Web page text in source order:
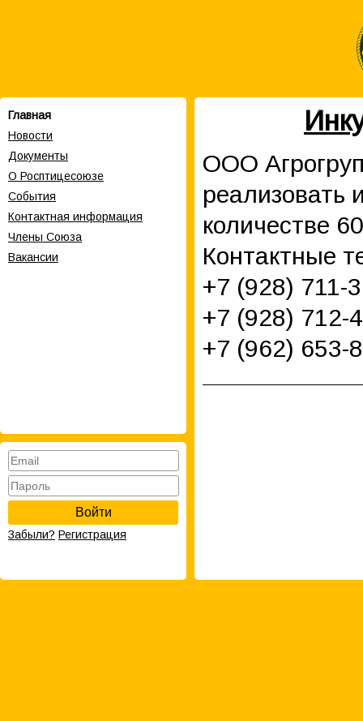
Главная
Новости
Документы
О Росптицесоюзе
События
Контактная информация
Члены Cоюза
Вакансии
Войти
Забыли? Регистрация
ООО
реализовать
количестве
Контактные
+7 (928) 711-
+7 (928) 712-
+7 (962) 653-